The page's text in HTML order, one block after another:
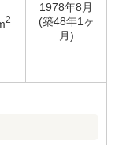
2
1978年8月
(築48年1ヶ
月)